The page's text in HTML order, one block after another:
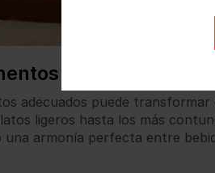
adecuados puede
ligeros hasta los más
armonía perfecta entre